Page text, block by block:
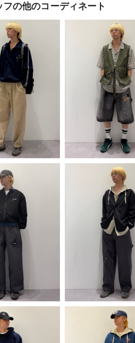
フの他のコーディネート